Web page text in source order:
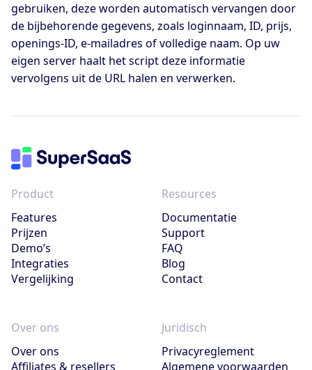
gebruiken, deze worden automatisch vervangen door
de bijbehorende gegevens, zoals loginnaam, ID, prijs,
openings-ID, e-mailadres of volledige naam. Op uw
eigen server haalt het script deze informatie
vervolgens uit de URL halen en verwerken.
Product
Features
Prijzen
Demo’s
Integraties
Vergelijking
Resources
Documentatie
Support
FAQ
Blog
Contact
Over ons
Over ons
Affiliates & resellers
Juridisch
Privacyreglement
Algemene voorwaarden